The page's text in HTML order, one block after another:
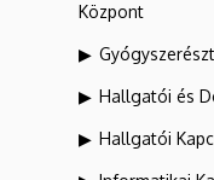
Központ
Hallgatói és
Hallgatói